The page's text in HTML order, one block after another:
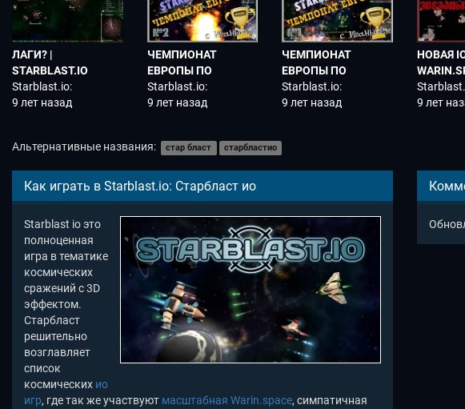
ЛАГИ? |
STARBLAST.IO
Starblast.io:
Старбласт ио
9 лет назад
ЧЕМПИОНАТ
ЕВРОПЫ ПО
STARBLAST.IO
ЧАСТЬ№2 DIEP IO
Starblast.io:
Старбласт ио
9 лет назад
ЧЕМПИОНАТ
ЕВРОПЫ ПО
STARBLAST.IO 2017
ЧАСТЬ№1
Starblast.io:
Старбласт ио
9 лет назад
НОВАЯ
от
9 лет
Альтернативные названия: стар бласт старбластио
Как играть в Starblast.io: Старбласт ио
Starblast io это
полноценная
игра в тематике
космических
сражений с 3D
эффектом.
Старбласт
решительно
возглавляет
список
космических ио
игр, где так же участвуют масштабная Warin.space, симпатичная